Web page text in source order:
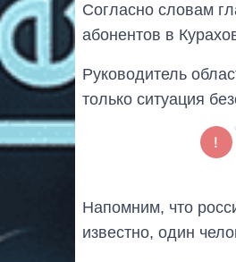
Согласно словам
абонентов в
Руководитель
только ситуация
Напомним, что
известно, один